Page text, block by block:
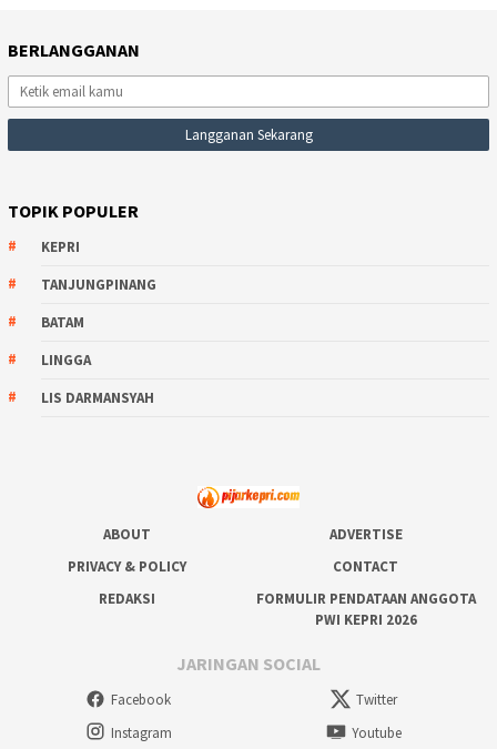
BERLANGGANAN
TOPIK POPULER
KEPRI
TANJUNGPINANG
BATAM
LINGGA
LIS DARMANSYAH
ABOUT
ADVERTISE
PRIVACY & POLICY
CONTACT
REDAKSI
FORMULIR PENDATAAN ANGGOTA
PWI KEPRI 2026
JARINGAN SOCIAL
Facebook
Twitter
Instagram
Youtube